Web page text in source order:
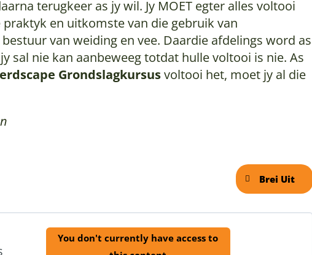
terugkeer as jy wil. Jy MOET egter alles voltooi
en uitkomste van die gebruik van
van weiding en vee. Daardie afdelings word as
sal nie kan aanbeweeg totdat hulle voltooi is nie. As
Grondslagkursusvoltooi het, moet jy al die
Brei Uit
Parts
You don't currently have access to